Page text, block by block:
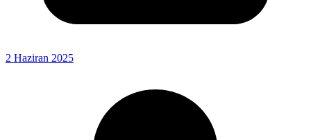
2 Haziran 2025